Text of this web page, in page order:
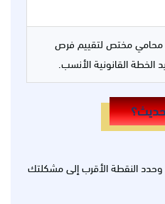
محامي مختص لتقييم فرص
الخطة القانونية الأنسب.
وحدد النقطة الأقرب إلى مشكلتك